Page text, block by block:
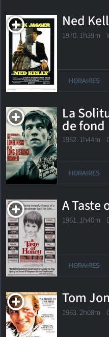
Ned
1970. 1h39m
HORAIRES
La
de fond
1962. 1h44m
HORAIRES
A Taste
1961. 1h40m
HORAIRES
Tom
1963. 2h08m